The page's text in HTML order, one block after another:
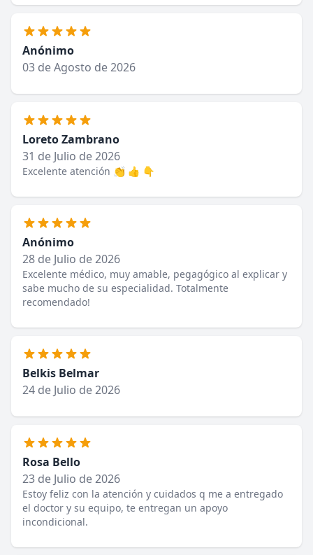
Anónimo
03 de Agosto de 2026
Loreto Zambrano
31 de Julio de 2026
Excelente atención 👏 👍 👇
Anónimo
28 de Julio de 2026
Excelente médico, muy amable, pegagógico al explicar y
sabe mucho de su especialidad. Totalmente
recomendado!
Belkis Belmar
24 de Julio de 2026
Rosa Bello
23 de Julio de 2026
Estoy feliz con la atención y cuidados q me a entregado
el doctor y su equipo, te entregan un apoyo
incondicional.